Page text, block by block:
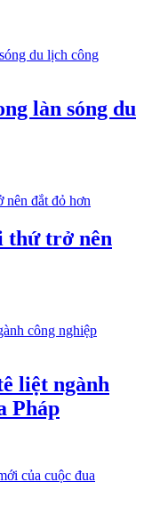
làn sóng du
thứ trở nên
liệt ngành
Pháp